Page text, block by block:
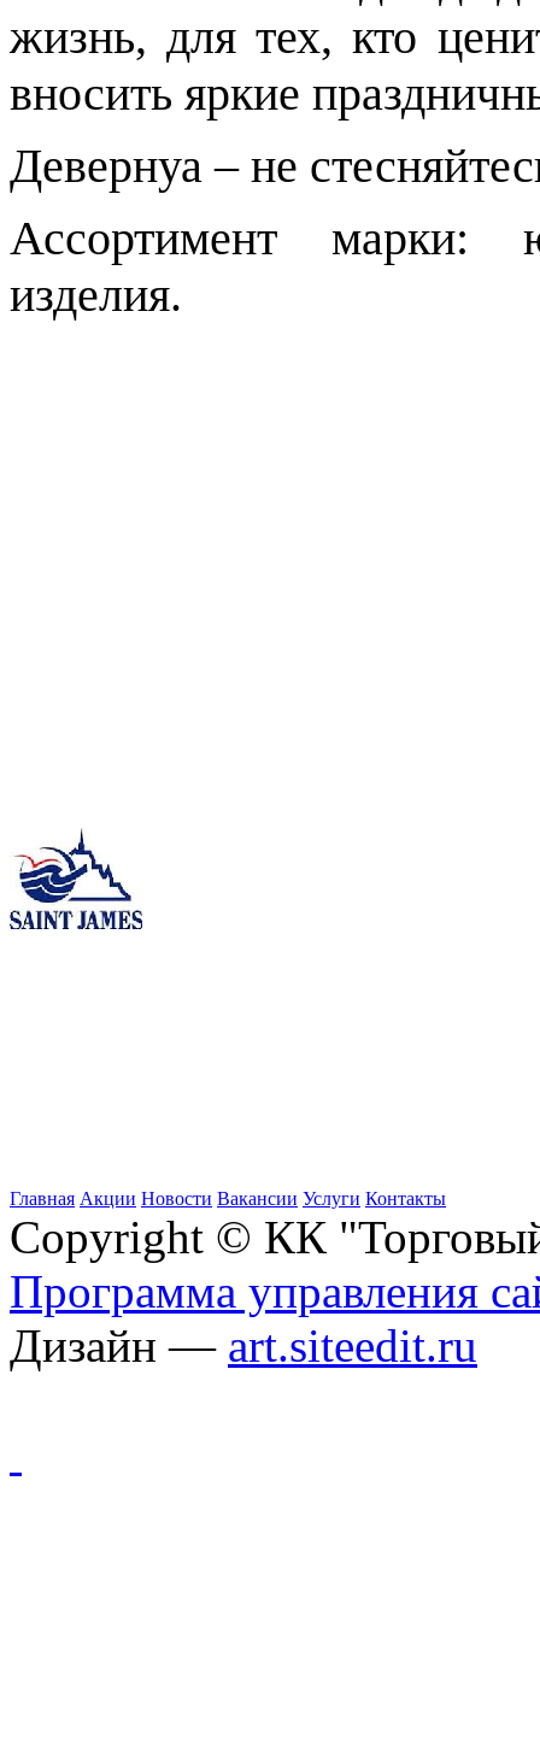
жизнь, для тех, кто
вносить яркие
Девернуа – не
Ассортимент марки:
изделия.
Главная Акции Новости Вакансии Услуги Контакты
Copyright © КК
Программа управления
Дизайн — art.siteedit.ru